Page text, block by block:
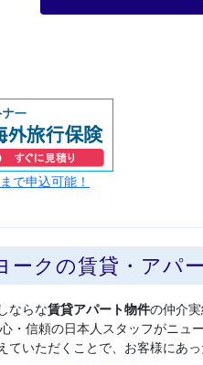
で申込可能！
ークの賃貸・アパ
ならな賃貸アパート物件の仲介
・信頼の日本人スタッフがニュ
ていただくことで、お客様にあ